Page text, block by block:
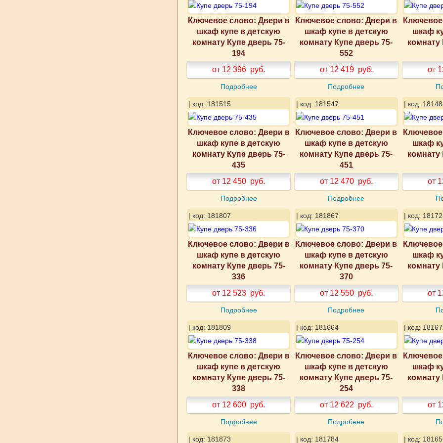
Ключевое слово: Двери в
шкаф купе в детскую
комнату Купе дверь 75-
194
от 12 396 руб.
Подробнее
Ключевое слово: Двери в
шкаф купе в детскую
комнату Купе дверь 75-
552
от 12 419 руб.
Подробнее
шкаф
комнату
от
| код: 181515
Ключевое слово: Двери в
шкаф купе в детскую
комнату Купе дверь 75-
435
от 12 450 руб.
Подробнее
| код: 181547
Ключевое слово: Двери в
шкаф купе в детскую
комнату Купе дверь 75-
451
от 12 470 руб.
Подробнее
| код:
шкаф
комнату
от
| код: 181807
Ключевое слово: Двери в
шкаф купе в детскую
комнату Купе дверь 75-
336
от 12 523 руб.
Подробнее
| код: 181867
Ключевое слово: Двери в
шкаф купе в детскую
комнату Купе дверь 75-
370
от 12 550 руб.
Подробнее
| код:
шкаф
комнату
от
| код: 181809
Ключевое слово: Двери в
шкаф купе в детскую
комнату Купе дверь 75-
338
от 12 600 руб.
Подробнее
| код: 181664
Ключевое слово: Двери в
шкаф купе в детскую
комнату Купе дверь 75-
254
от 12 622 руб.
Подробнее
| код:
шкаф
комнату
от
| код: 181873 | код: 181784 | код: